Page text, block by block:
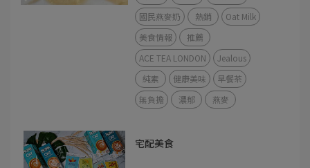
國民燕麥奶
熱銷
Oat Milk
美食情報
推薦
ACE TEA LONDON
Jealous
純素
健康美味
早餐茶
無負擔
濃郁 燕麥
宅配美食